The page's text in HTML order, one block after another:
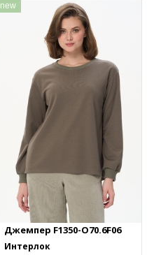
new
Джемпер F1350-O70.6F06
Интерлок